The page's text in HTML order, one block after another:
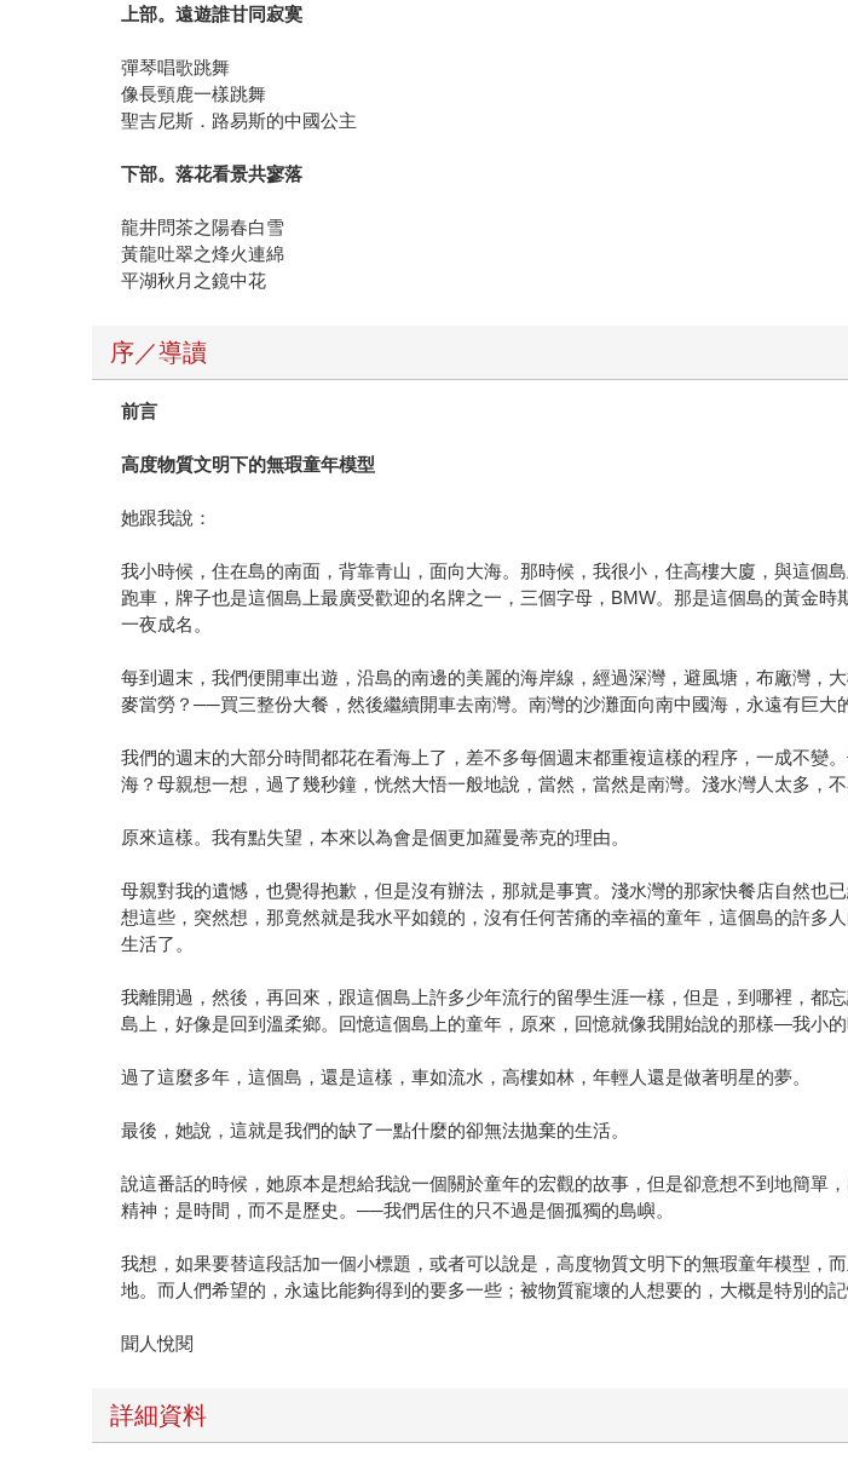
上部。遠遊誰甘同寂寞
彈琴唱歌跳舞
像長頸鹿一樣跳舞
聖吉尼斯．路易斯的中國公主
下部。落花看景共寥落
龍井問茶之陽春白雪
黃龍吐翠之烽火連綿
平湖秋月之鏡中花
序／導讀
前言
高度物質文明下的無瑕童年模型
她跟我說：
我小時候，住在島的南面，背靠青山，面向大海。那時候，我很小，住高樓大廈，與這
跑車，牌子也是這個島上最廣受歡迎的名牌之一，三個字母，BMW。那是這個島的黃金
一夜成名。
每到週末，我們便開車出遊，沿島的南邊的美麗的海岸線，經過深灣，避風塘，布廠灣
麥當勞？──買三整份大餐，然後繼續開車去南灣。南灣的沙灘面向南中國海，永遠有巨
我們的週末的大部分時間都花在看海上了，差不多每個週末都重複這樣的程序，一成不變
海？母親想一想，過了幾秒鐘，恍然大悟一般地說，當然，當然是南灣。淺水灣人太多，不
原來這樣。我有點失望，本來以為會是個更加羅曼蒂克的理由。
母親對我的遺憾，也覺得抱歉，但是沒有辦法，那就是事實。淺水灣的那家快餐店自然也
想這些，突然想，那竟然就是我水平如鏡的，沒有任何苦痛的幸福的童年，這個島的許多
生活了。
我離開過，然後，再回來，跟這個島上許多少年流行的留學生涯一樣，但是，到哪裡，都
島上，好像是回到溫柔鄉。回憶這個島上的童年，原來，回憶就像我開始說的那樣—我小
過了這麼多年，這個島，還是這樣，車如流水，高樓如林，年輕人還是做著明星的夢。
最後，她說，這就是我們的缺了一點什麼的卻無法拋棄的生活。
說這番話的時候，她原本是想給我說一個關於童年的宏觀的故事，但是卻意想不到地簡單
精神；是時間，而不是歷史。──我們居住的只不過是個孤獨的島嶼。
我想，如果要替這段話加一個小標題，或者可以說是，高度物質文明下的無瑕童年模型，
地。而人們希望的，永遠比能夠得到的要多一些；被物質寵壞的人想要的，大概是特別的
聞人悅閱
詳細資料